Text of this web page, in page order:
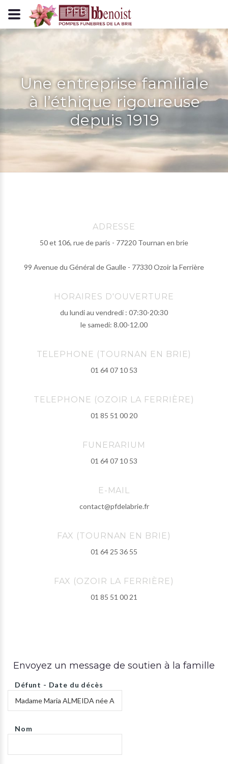
Panneau de gestion des cookies
Une entreprise familiale
à l’éthique rigoureuse
depuis 1919
ADRESSE
50 et 106, rue de paris - 77220 Tournan en brie
99 Avenue du Général de Gaulle - 77330 Ozoir la Ferrière
HORAIRES D'OUVERTURE
du lundi au vendredi : 07:30-20:30
le samedi: 8.00-12.00
TELEPHONE (TOURNAN EN BRIE)
01 64 07 10 53
TELEPHONE (OZOIR LA FERRIÈRE)
01 85 51 00 20
FUNERARIUM
01 64 07 10 53
E-MAIL
contact@pfdelabrie.fr
FAX (TOURNAN EN BRIE)
01 64 25 36 55
FAX (OZOIR LA FERRIÈRE)
01 85 51 00 21
Envoyez un message de soutien à la famille
Défunt - Date du décès
Nom